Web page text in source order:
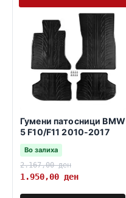
Гумени патосници BMW
5 F10/F11 2010-2017
Во залиха
2.167,00ден
1.950,00 ден